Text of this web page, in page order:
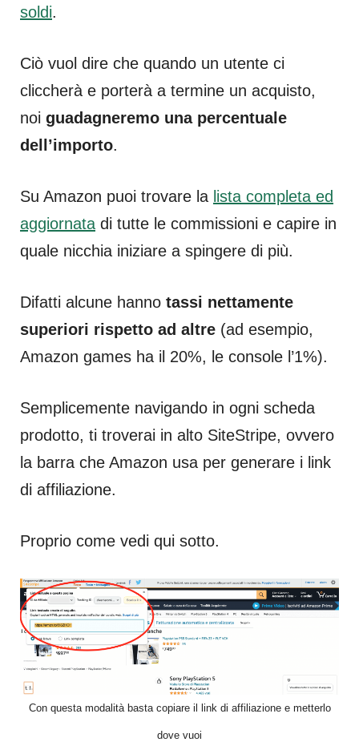
soldi.
Ciò vuol dire che quando un utente ci
cliccherà e porterà a termine un acquisto,
noi guadagneremo una percentuale
dell’importo.
Su Amazon puoi trovare la lista completa ed
aggiornata di tutte le commissioni e capire in
quale nicchia iniziare a spingere di più.
Difatti alcune hanno tassi nettamente
superiori rispetto ad altre (ad esempio,
Amazon games ha il 20%, le console l’1%).
Semplicemente navigando in ogni scheda
prodotto, ti troverai in alto SiteStripe, ovvero
la barra che Amazon usa per generare i link
di affiliazione.
Proprio come vedi qui sotto.
Con questa modalità basta copiare il link di affiliazione e metterlo
dove vuoi